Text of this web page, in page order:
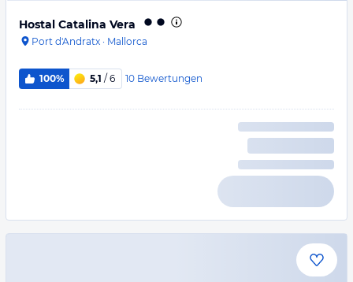
Hostal Catalina Vera
Port d'Andratx · Mallorca
100% 5,1 / 6 10 Bewertungen